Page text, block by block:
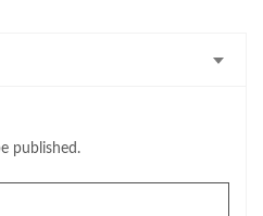
published.